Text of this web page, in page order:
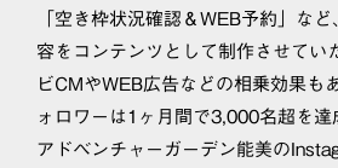
「空き枠状況確認＆WEB予約」な
容をコンテンツとして制作させてい
ビCMやWEB広告などの相乗効果も
ォロワーは1ヶ月間で3,000名超を
アドベンチャーガーデン能美の